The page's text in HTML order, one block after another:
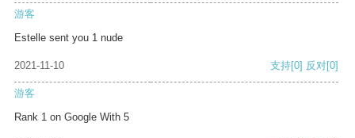
游客
Estelle sent you 1 nude
2021-11-10 支持[0] 反对[0]
游客
Rank 1 on Google With 5